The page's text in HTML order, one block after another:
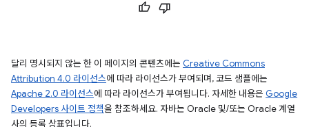
달리 명시되지 않는 한 이 페이지의 콘텐츠에는 Creative Commons
Attribution 4.0 라이선스에 따라 라이선스가 부여되며, 코드 샘플에는
Apache 2.0 라이선스에 따라 라이선스가 부여됩니다. 자세한 내용은 Google
Developers 사이트 정책을 참조하세요. 자바는 Oracle 및/또는 Oracle 계열
사의 등록 상표입니다.